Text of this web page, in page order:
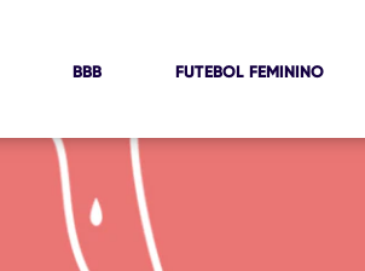
BBB FUTEBOL FEMININO